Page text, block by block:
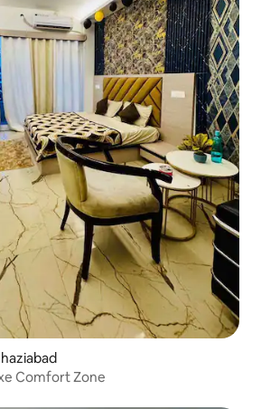
Comfort Zone